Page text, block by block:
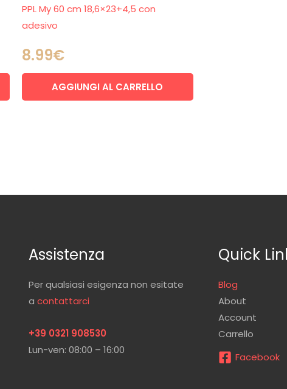
PPL My 60 cm 18,6×23+4,5 con
adesivo
8.99€
AGGIUNGI AL CARRELLO
Assistenza
Per qualsiasi esigenza non esitate
a contattarci
+39 0321 908530
Lun-ven: 08:00 – 16:00
Quick
Blog
About
Account
Carrello
Facebook